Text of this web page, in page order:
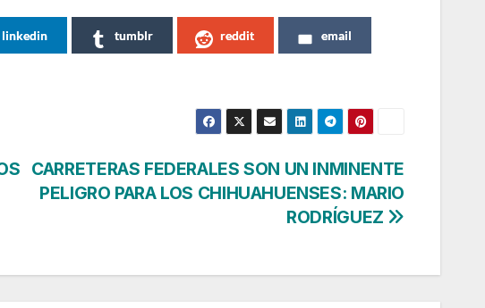
linkedin tumblr reddit email
CARRETERAS FEDERALES SON UN INMINENTE
PELIGRO PARA LOS CHIHUAHUENSES: MARIO
RODRÍGUEZ